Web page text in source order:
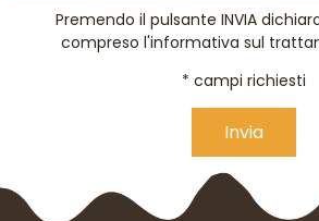
Premendo il pulsante INVIA
compreso l'informativa sul
* campi richiesti